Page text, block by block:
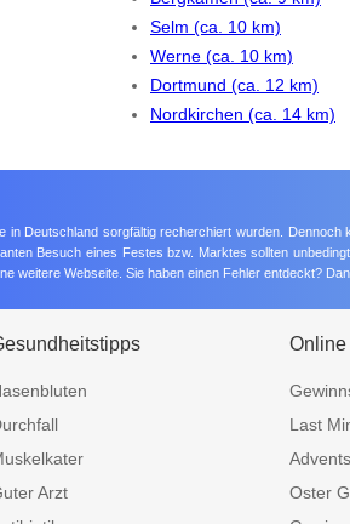
Selm (ca. 10 km)
Werne (ca. 10 km)
Dortmund (ca. 12 km)
Nordkirchen (ca. 14 km)
in Deutschland sorgfältig recherchiert wurden.
Besuch eines Festes bzw. Marktes sollten
weitere Webseite. Sie haben einen Fehler entdeckt?
Arzt
Last
Oster